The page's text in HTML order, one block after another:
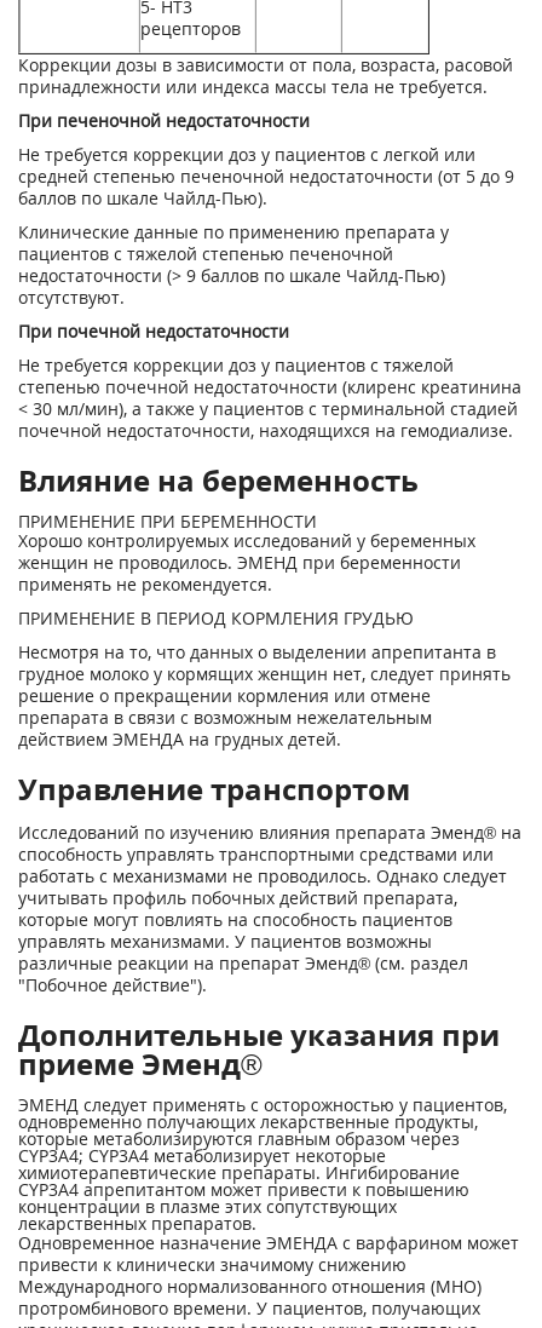
5- НТ3
рецеп­торов
Коррекции дозы в зависимости от пола, возраста, расовой
принадлежности или индекса массы тела не требуется.
При печеночной недостаточности
Не требуется коррекции доз у пациентов с легкой или
средней степенью печеночной недостаточности (от 5 до 9
баллов по шкале Чайлд-Пью).
Клинические данные по применению препарата у
пациентов с тяжелой степенью печеночной
недостаточности (> 9 баллов по шкале Чайлд-Пью)
отсутствуют.
При почечной недостаточности
Не требуется коррекции доз у пациентов с тяжелой
степенью почечной недостаточности (клиренс креатинина
< 30 мл/мин), а также у пациентов с терминальной стадией
почечной недостаточности, находящихся на гемодиализе.
Влияние на беременность
ПРИМЕНЕНИЕ ПРИ БЕРЕМЕННОСТИ
Хорошо контролируемых исследований у беременных
женщин не проводилось. ЭМЕНД при беременности
применять не рекомендуется.
ПРИМЕНЕНИЕ В ПЕРИОД КОРМЛЕНИЯ ГРУДЬЮ
Несмотря на то, что данных о выделении апрепитанта в
грудное молоко у кормящих женщин нет, следует принять
решение о прекращении кормления или отмене
препарата в связи с возможным нежелательным
действием ЭМЕНДА на грудных детей.
Управление транспортом
Исследований по изучению влияния препарата Эменд® на
способность управлять транспортными средствами или
работать с механизмами не проводилось. Однако следует
учитывать профиль побочных действий препарата,
которые могут повлиять на способность пациентов
управлять механизмами. У пациентов возможны
различные реакции на препарат Эменд® (см. раздел
"Побочное действие").
Дополнительные указания при
приеме Эменд®
ЭМЕНД следует применять с осторожностью у пациентов,
одновременно получающих лекарственные продукты,
которые метаболизируются главным образом через
CYP3A4; CYP3A4 метаболизирует некоторые
химиотерапевтические препараты. Ингибирование
CYP3A4 апрепитантом может привести к повышению
концентрации в плазме этих сопутствующих
лекарственных препаратов.
Одновременное назначение ЭМЕНДА с варфарином может
привести к клинически значимому снижению
Международного нормализованного отношения (МНО)
протромбинового времени. У пациентов, получающих